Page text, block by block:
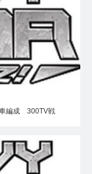
車編成 300TV戦